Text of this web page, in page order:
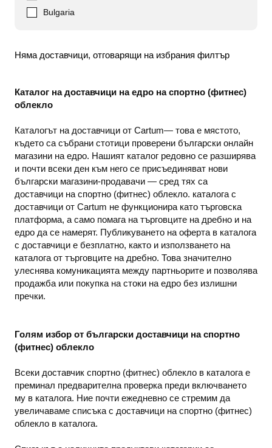
Bulgaria
Няма доставчици, отговарящи на избрания филтър
Каталог на доставчици на едро на спортно (фитнес)
облекло
Каталогът на доставчици от Cartum— това е мястото,
където са събрани стотици проверени български онлайн
магазини на едро. Нашият каталог редовно се разширява
и почти всеки ден към него се присъединяват нови
български магазини-продавачи — сред тях са
доставчици на спортно (фитнес) облекло. каталога с
доставчици от Cartum не функционира като търговска
платформа, а само помага на търговците на дребно и на
едро да се намерят. Публикуването на оферта в каталога
с доставчици е безплатно, както и използването на
каталога от търговците на дребно. Това значително
улеснява комуникацията между партньорите и позволява
продажба или покупка на стоки на едро без излишни
пречки.
Голям избор от български доставчици на спортно
(фитнес) облекло
Всеки доставчик спортно (фитнес) облекло в каталога е
преминал предварителна проверка преди включването
му в каталога. Ние почти ежедневно се стремим да
увеличаваме списъка с доставчици на спортно (фитнес)
облекло в каталога.